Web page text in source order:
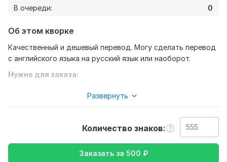
В очереди:
0
Об этом кворке
Качественный и дешевый перевод. Могу сделать перевод
с английского языка на русский язык или наоборот.
Нужно для заказа:
что хотите перевести. Быстро и качественно сделаю!
Интернет и технологии,Красота
Отдых и развлечения,Другое
Язык перевода:
с Английского на Русский
Развернуть
Количество знаков
Заказать за 500 ₽